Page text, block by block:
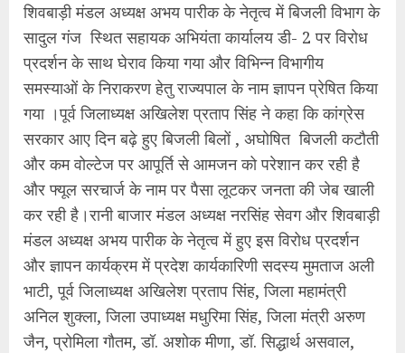
शिवबाड़ी मंडल अध्यक्ष अभय पारीक के नेतृत्व में बिजली विभाग के
सादुल गंज स्थित सहायक अभियंता कार्यालय डी- 2 पर विरोध
प्रदर्शन के साथ घेराव किया गया और विभिन्न विभागीय
समस्याओं के निराकरण हेतु राज्यपाल के नाम ज्ञापन प्रेषित किया
गया ।पूर्व जिलाध्यक्ष अखिलेश प्रताप सिंह ने कहा कि कांग्रेस
सरकार आए दिन बढ़े हुए बिजली बिलों , अघोषित बिजली कटौती
और कम वोल्टेज पर आपूर्ति से आमजन को परेशान कर रही है
और फ्यूल सरचार्ज के नाम पर पैसा लूटकर जनता की जेब खाली
कर रही है।रानी बाजार मंडल अध्यक्ष नरसिंह सेवग और शिवबाड़ी
मंडल अध्यक्ष अभय पारीक के नेतृत्व में हुए इस विरोध प्रदर्शन
और ज्ञापन कार्यक्रम में प्रदेश कार्यकारिणी सदस्य मुमताज अली
भाटी, पूर्व जिलाध्यक्ष अखिलेश प्रताप सिंह, जिला महामंत्री
अनिल शुक्ला, जिला उपाध्यक्ष मधुरिमा सिंह, जिला मंत्री अरुण
जैन, प्रोमिला गौतम, डॉ. अशोक मीणा, डॉ. सिद्धार्थ असवाल,